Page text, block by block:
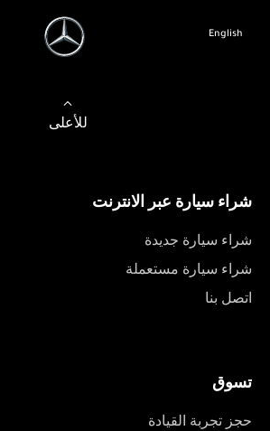
English
للأعلى
شراء سيارة عبر الانترنت
شراء سيارة جديدة
شراء سيارة مستعملة
اتصل بنا
تسوق
حجز تجربة القيادة